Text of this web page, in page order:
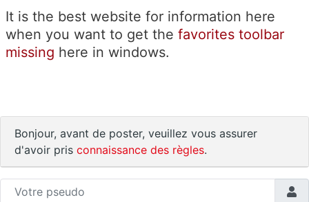
It is the best website for information here
when you want to get the favorites toolbar
missing here in windows.
Bonjour, avant de poster, veuillez vous assurer
d'avoir pris connaissance des règles.